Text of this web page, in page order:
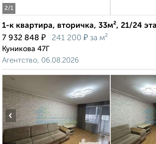
2/1
1-к квартира, вторичка, 33м², 21/24
7 932 848 ₽ 241 200 ₽ за м²
Куникова 47Г
Агентство, 06.08.2026
‹